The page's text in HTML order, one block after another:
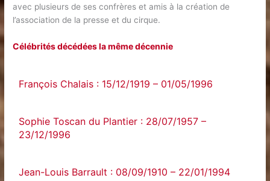
avec plusieurs de ses confrères et amis à la création de
l’association de la presse et du cirque.
Célébrités décédées la même décennie
François Chalais : 15/12/1919 – 01/05/1996
Sophie Toscan du Plantier : 28/07/1957 –
23/12/1996
Jean-Louis Barrault : 08/09/1910 – 22/01/1994